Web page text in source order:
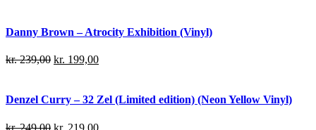
Danny Brown – Atrocity Exhibition (Vinyl)
kr.239,00 kr. 199,00
Denzel Curry – 32 Zel (Limited edition) (Neon Yellow Vinyl)
kr.249,00 kr. 219,00